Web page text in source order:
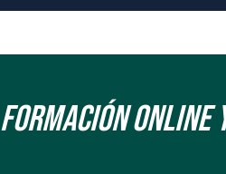
Formación